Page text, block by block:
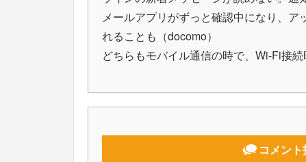
メールアプリがずっと確認中になり、
れることも（docomo）
どちらもモバイル通信の時で、Wi-Fi接続
コメン